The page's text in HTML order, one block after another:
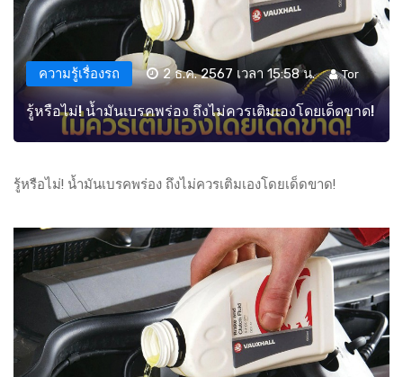
ความรู้เรื่องรถ 2 ธ.ค. 2567 เวลา 15:58 น. Tor
รู้หรือไม่! น้ำมันเบรคพร่อง ถึงไม่ควรเติมเองโดยเด็ดขาด!
รู้หรือไม่! น้ำมันเบรคพร่อง ถึงไม่ควรเติมเองโดยเด็ดขาด!